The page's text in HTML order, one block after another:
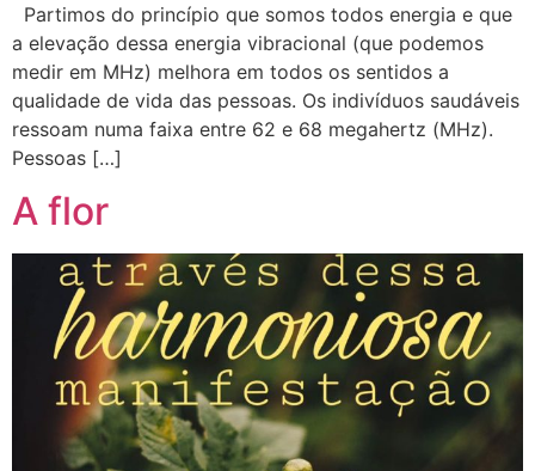
Partimos do princípio que somos todos energia e que
a elevação dessa energia vibracional (que podemos
medir em MHz) melhora em todos os sentidos a
qualidade de vida das pessoas. Os indivíduos saudáveis
ressoam numa faixa entre 62 e 68 megahertz (MHz).
Pessoas […]
A flor